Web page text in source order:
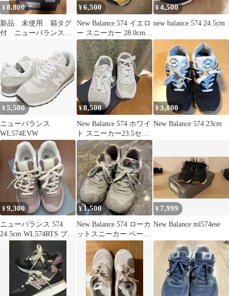
¥8,800
新品 未使用 箱タグ
付 ニューバランス
¥6,500
New Balance 574 イエロ
ー スニーカー 28.0cm
洗濯済
¥4,500
new balance 574 24.5cm
¥5,500
ニューバランス
WL574EVW
¥8,500
New Balance 574 ホワイ
ト スニーカー23.5セン
チ
¥3,800
New Balance 574 23cm
¥9,300
ニューバランス 574
24.5cm WL574RTS ブラ
¥1,500
New Balance 574 ローカ
ットスニーカー ベージ
¥ 7,999
New Balance ml574ese